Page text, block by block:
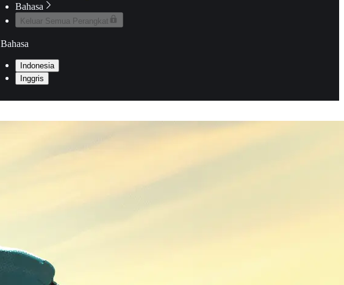
Bahasa
Keluar Semua Perangkat
Bahasa
Indonesia
Inggris